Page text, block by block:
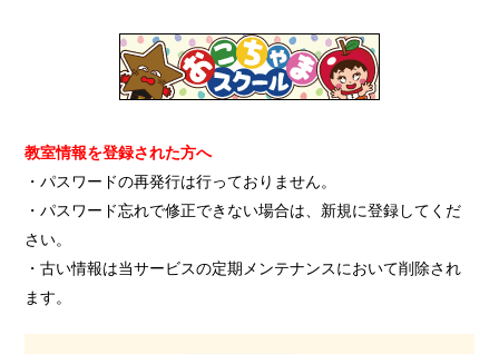
教室情報を登録された方へ
・パスワードの再発行は行っておりません。
・パスワード忘れで修正できない場合は、新規に登録してくだ
さい。
・古い情報は当サービスの定期メンテナンスにおいて削除され
ます。